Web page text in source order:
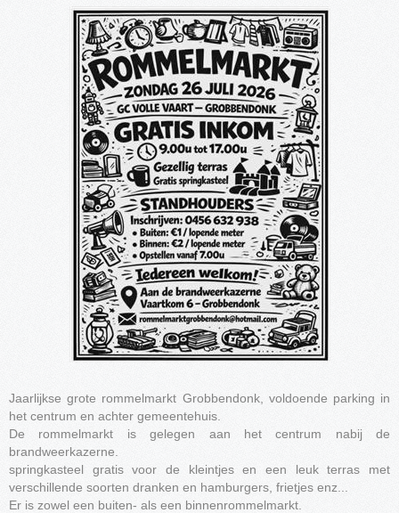
Jaarlijkse grote rommelmarkt Grobbendonk, voldoende parking in
het centrum en achter gemeentehuis.
De rommelmarkt is gelegen aan het centrum nabij de
brandweerkazerne.
springkasteel gratis voor de kleintjes en een leuk terras met
verschillende soorten dranken en hamburgers, frietjes enz...
Er is zowel een buiten- als een binnenrommelmarkt.